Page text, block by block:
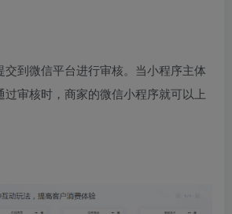
交到微信平台进行审核。当小程序主体
审核时，商家的微信小程序就可以上